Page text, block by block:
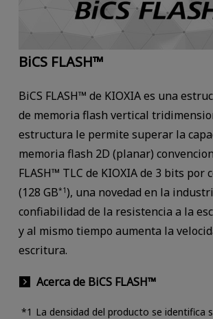
BiCS FLASH™
BiCS FLASH™ de KIOXIA es una
de memoria flash vertical
estructura le permite superar la
memoria flash 2D (planar)
FLASH™ TLC de KIOXIA de 3 bits por
(128 GB*1), una novedad en la
confiabilidad de la resistencia a la
y al mismo tiempo aumenta la
escritura.
Acerca de BiCS FLASH™
La densidad del producto se identifica